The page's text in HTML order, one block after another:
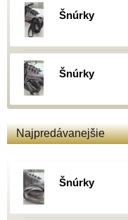
Šnúrky
Šnúrky
Najpredávanejšie
Šnúrky